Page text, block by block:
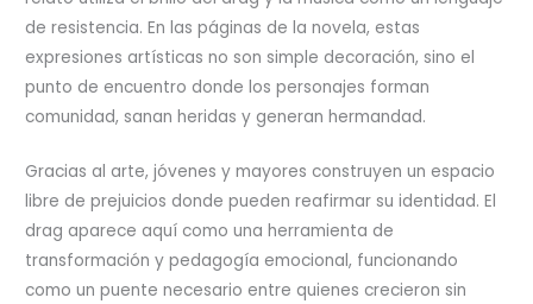
de resistencia. En las páginas de la novela, estas
expresiones artísticas no son simple decoración, sino el
punto de encuentro donde los personajes forman
comunidad, sanan heridas y generan hermandad.
Gracias al arte, jóvenes y mayores construyen un espacio
libre de prejuicios donde pueden reafirmar su identidad. El
drag aparece aquí como una herramienta de
transformación y pedagogía emocional, funcionando
como un puente necesario entre quienes crecieron sin